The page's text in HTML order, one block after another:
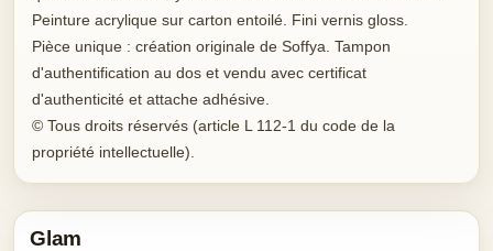
Peinture acrylique sur carton entoilé. Fini vernis gloss.
Pièce unique : création originale de Soffya. Tampon
d'authentification au dos et vendu avec certificat
d'authenticité et attache adhésive.
© Tous droits réservés (article L 112-1 du code de la
propriété intellectuelle).
Glam